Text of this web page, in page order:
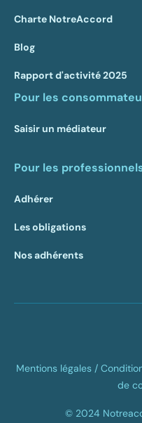
Charte NotreAccord
Blog
Rapport d'activité 2025
Pour les
Saisir un médiateur
Pour les
Adhérer
Les obligations
Nos adhérents
© 2024
Mentions légales /
de